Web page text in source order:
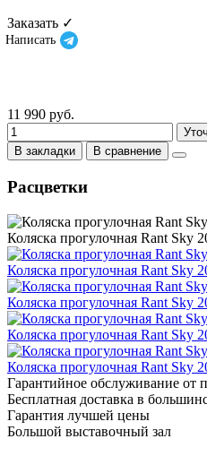
Заказать ✓
Написать
11 990 руб.
В закладки
В сравнение
Расцветки
Коляска прогулочная Rant Sky
Коляска прогулочная Rant Sky
Коляска прогулочная Rant Sky
Коляска прогулочная Rant Sky
Коляска прогулочная Rant Sky
Гарантийное обслуживание от
Бесплатная доставка в
Гарантия лучшей цены
Большой выставочный зал